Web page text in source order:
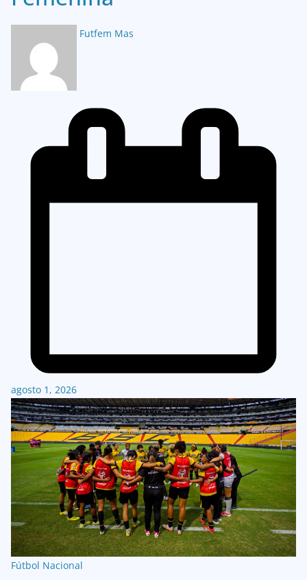
Futfem Mas
agosto 1, 2026
Fútbol Nacional